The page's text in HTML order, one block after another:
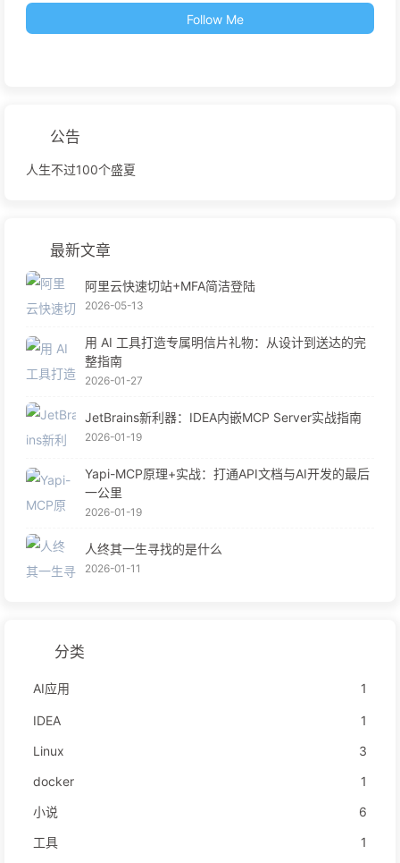
Follow Me
公告
人生不过100个盛夏
最新文章
阿里云快速切站+MFA简洁登陆
2026-05-13
用 AI 工具打造专属明信片礼物：从设计到送达的完
整指南
2026-01-27
JetBrains新利器：IDEA内嵌MCP Server实战指南
2026-01-19
Yapi-MCP原理+实战：打通API文档与AI开发的最后
一公里
2026-01-19
人终其一生寻找的是什么
2026-01-11
分类
AI应用 1
IDEA
1
Linux
3
docker
1
小说
6
工具
1